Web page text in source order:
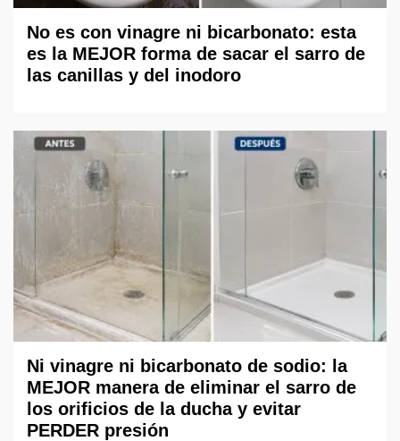
No es con vinagre ni bicarbonato: esta
es la MEJOR forma de sacar el sarro de
las canillas y del inodoro
Ni vinagre ni bicarbonato de sodio: la
MEJOR manera de eliminar el sarro de
los orificios de la ducha y evitar
PERDER presión